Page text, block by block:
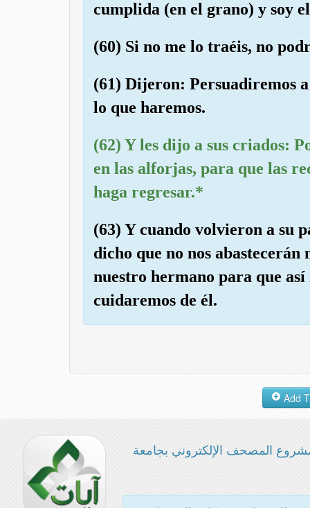
cumplida (en el grano) y soy
(60) Si no me lo traéis, no
(61) Dijeron: Persuadiremos
lo que haremos.
(62) Y les dijo a sus criados:
en las alforjas, para que las
haga regresar.*
(63) Y cuando volvieron a su
dicho que no nos abastecerán
nuestro hermano para que
cuidaremos de él.
المصحف الإلكتروني بجامعة